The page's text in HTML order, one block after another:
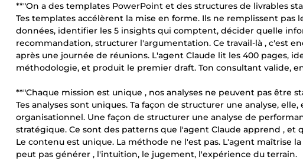
**"On a des templates PowerPoint et des structures de livrables
Tes templates accélèrent la mise en forme. Ils ne remplissent
données, identifier les 5 insights qui comptent, décider quelle
recommandation, structurer l'argumentation. Ce travail-là , c'est
après une journée de réunions. L'agent Claude lit les 400 pages,
méthodologie, et produit le premier draft. Ton consultant valide,
**"Chaque mission est unique , nos analyses ne peuvent pas être
Tes analyses sont uniques. Ta façon de structurer une analyse,
organisationnel. Une façon de structurer une analyse de
stratégique. Ce sont des patterns que l'agent Claude apprend ,
Le contenu est unique. La méthode ne l'est pas. L'agent maîtrise
peut pas générer , l'intuition, le jugement, l'expérience du terrain.